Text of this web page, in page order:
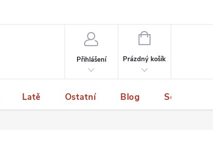
Přihlášení
NÁKUPNÍ
Prázdný košík
Latě Ostatní Blog Servis a